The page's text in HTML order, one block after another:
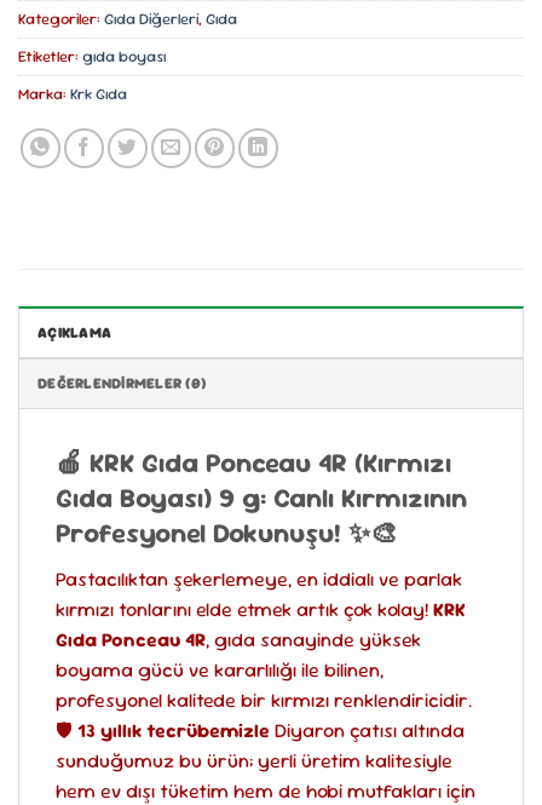
Kategoriler: Gıda Diğerleri, Gıda
Etiketler: gıda boyası
Marka: Krk Gıda
AÇIKLAMA
DEĞERLENDIRMELER (0)
🍎 KRK Gıda Ponceau 4R (Kırmızı
Gıda Boyası) 9 g: Canlı Kırmızının
Profesyonel Dokunuşu! ✨🎨
Pastacılıktan şekerlemeye, en iddialı ve parlak
kırmızı tonlarını elde etmek artık çok kolay!KRK
Gıda Ponceau 4R, gıda sanayinde yüksek
boyama gücü ve kararlılığı ile bilinen,
profesyonel kalitede bir kırmızı renklendiricidir.
🛡️ 13 yıllık tecrübemizle Diyaron çatısı altında
sunduğumuz bu ürün; yerli üretim kalitesiyle
hem ev dışı tüketim hem de hobi mutfakları için